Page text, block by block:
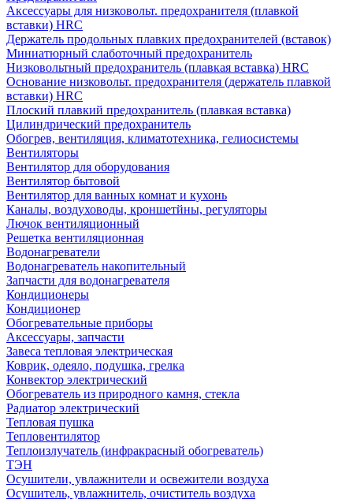
Аксессуары для низковольт. предохранителя (плавкой
вставки) HRC
Держатель продольных плавких предохранителей (вставок)
Миниатюрный слаботочный предохранитель
Низковольтный предохранитель (плавкая вставка) HRC
Основание низковольт. предохранителя (держатель плавкой
вставки) HRC
Плоский плавкий предохранитель (плавкая вставка)
Цилиндрический предохранитель
Обогрев, вентиляция, климатотехника, гелиосистемы
Вентиляторы
Вентилятор для оборудования
Вентилятор бытовой
Вентилятор для ванных комнат и кухонь
Каналы, воздуховоды, кроншетйны, регуляторы
Лючок вентиляционный
Решетка вентиляционная
Водонагреватели
Водонагреватель накопительный
Запчасти для водонагревателя
Кондиционеры
Кондиционер
Обогревательные приборы
Аксессуары, запчасти
Завеса тепловая электрическая
Коврик, одеяло, подушка, грелка
Конвектор электрический
Обогреватель из природного камня, стекла
Радиатор электрический
Тепловая пушка
Тепловентилятор
Теплоизлучатель (инфракрасный обогреватель)
ТЭН
Осушители, увлажнители и освежители воздуха
Осушитель, увлажнитель, очиститель воздуха